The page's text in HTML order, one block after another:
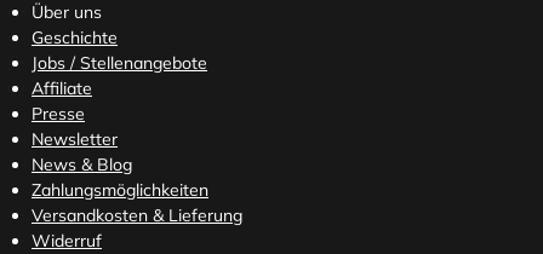
Über uns
Geschichte
Jobs / Stellenangebote
Affiliate
Presse
Newsletter
News & Blog
Zahlungsmöglichkeiten
Versandkosten & Lieferung
Widerruf